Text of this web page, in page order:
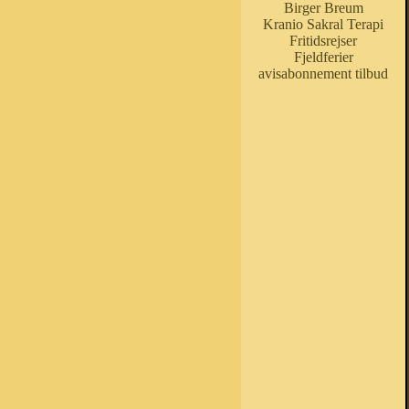
Birger Breum
Kranio Sakral Terapi
Fritidsrejser
Fjeldferier
avisabonnement tilbud